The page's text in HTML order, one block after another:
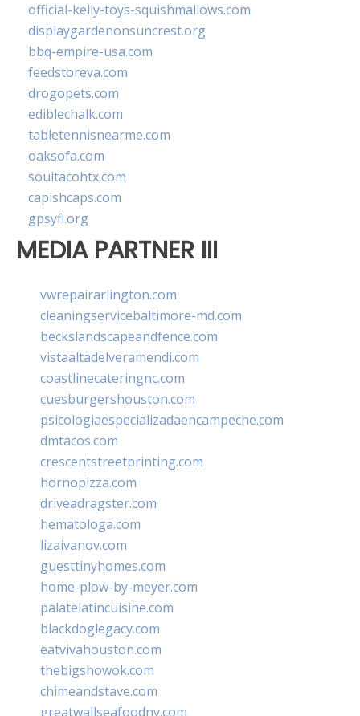
official-kelly-toys-squishmallows.com
displaygardenonsuncrest.org
bbq-empire-usa.com
feedstoreva.com
drogopets.com
ediblechalk.com
tabletennisnearme.com
oaksofa.com
soultacohtx.com
capishcaps.com
gpsyfl.org
MEDIA PARTNER III
vwrepairarlington.com
cleaningservicebaltimore-md.com
beckslandscapeandfence.com
vistaaltadelveramendi.com
coastlinecateringnc.com
cuesburgershouston.com
psicologiaespecializadaencampeche.com
dmtacos.com
crescentstreetprinting.com
hornopizza.com
driveadragster.com
hematologa.com
lizaivanov.com
guesttinyhomes.com
home-plow-by-meyer.com
palatelatincuisine.com
blackdoglegacy.com
eatvivahouston.com
thebigshowok.com
chimeandstave.com
greatwallseafoodny.com